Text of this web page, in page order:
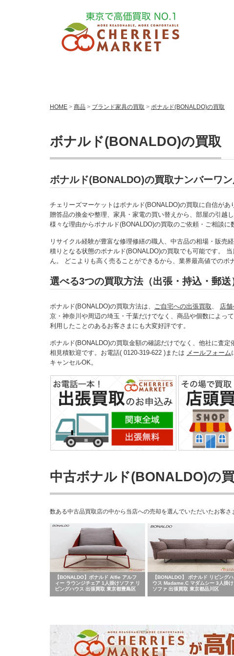
HOME > 商品 > ブランド家具の買取 > ボナルド(BONALDO)の買取
ボナルド(BONALDO)の買取
ボナルド(BONALDO)の買取ナンバーワ
チェリーズマーケットはボナルド(BONALDO)の買取に自信があ
贈答品の換金や整理、家具・家電の買い替えから、部屋の引越
様々な理由からボナルド(BONALDO)の買取のご依頼・ご相談に
リサイクル経験が豊富な修理修繕の職人、中古品の相場・販売
積りとなる状態のボナルド(BONALDO)の買取でも可能です。
ん。 どこよりも高く売ることができるから、業界最高値でのボ
選べる3つの買取方法（出張・持込・郵送
ボナルド(BONALDO)の買取方法は、 ご自宅への出張買取 、 店舗
京・神奈川や周辺の埼玉・千葉だけでなく、商品や個数によっ
利用したことのあるお客さまにも大変好評です。
ボナルド(BONALDO)の買取金額の確認だけでなく、他社に査
相見積歓迎です。お電話( 0120-319-622 )または メールフォーム
キャンセルOK。
中古ボナルド(BONALDO)の
数ある中古品買取店の中から当店への売却を選んでいただいたお客さ
【BONALDO】ボナルド Alfie アルフ
ィー ラウンジチェア 1人掛けソファ リ
ビングハウス 出張買取 東京都豊島区
【BONALDO】 ボナルド リビングハ
ウス Madame.C マダムシー 3人掛け
ソファ 出張買取 東京都品川区